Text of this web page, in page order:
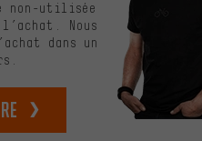
non-utilisée
Nous
dans un